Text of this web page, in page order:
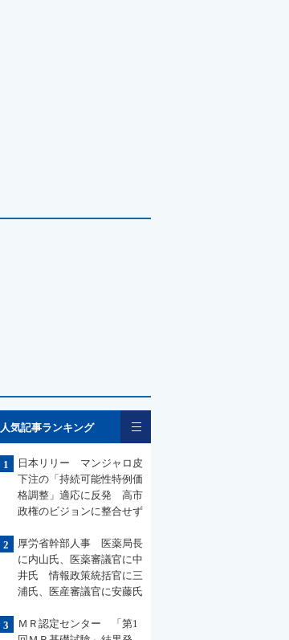
人気記事ランキング
1
日本リリー マンジャロ皮
下注の「持続可能性特例価
格調整」適応に反発 高市
政権のビジョンに整合せず
2
厚労省幹部人事 医薬局長
に内山氏、医薬審議官に中
井氏 情報政策統括官に三
浦氏、医産審議官に安藤氏
3
ＭＲ認定センター 「第1